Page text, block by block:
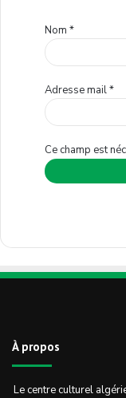
Nom *
Adresse mail*
Ce champ est
À propos
Le centre culturel